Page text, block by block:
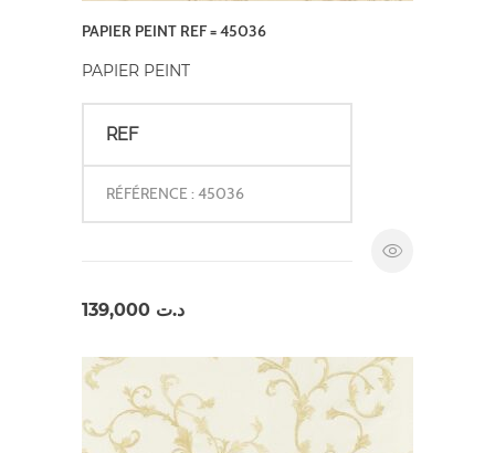
PAPIER PEINT REF = 45036
PAPIER PEINT
REF
RÉFÉRENCE : 45036
د.ت